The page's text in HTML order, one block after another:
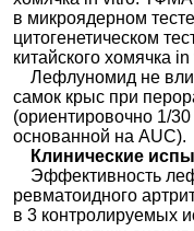
в микроядерном
цитогенетическом
китайского хомячка
Лефлуномид не
самок крыс при
(ориентировочно 1/
основанной на AUC).
Клинические
Эффективность
ревматоидного
в 3 контролируемых